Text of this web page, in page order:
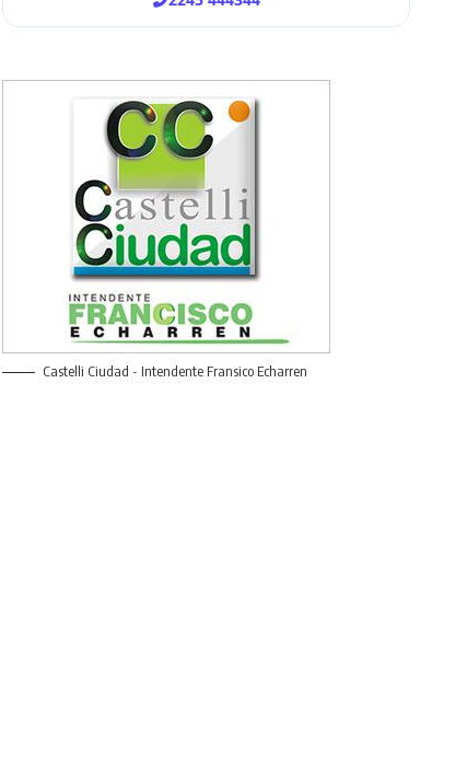
Castelli Ciudad - Intendente Fransico Echarren